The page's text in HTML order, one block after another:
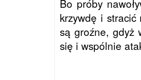
Bo próby
krzywdę i
są groźne, gdyż
się i wspólnie